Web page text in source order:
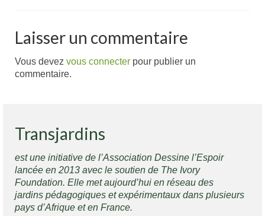
Laisser un commentaire
Vous devez vous connecter pour publier un
commentaire.
Transjardins
est une initiative de l’Association Dessine l’Espoir
lancée en 2013 avec le soutien de The Ivory
Foundation. Elle met aujourd’hui en réseau des
jardins pédagogiques et expérimentaux dans plusieurs
pays d’Afrique et en France.